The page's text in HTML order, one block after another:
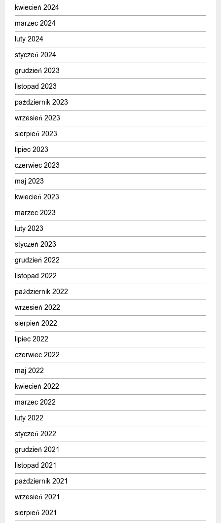
kwiecień 2024
marzec 2024
luty 2024
styczeń 2024
grudzień 2023
listopad 2023
październik 2023
wrzesień 2023
sierpień 2023
lipiec 2023
czerwiec 2023
maj 2023
kwiecień 2023
marzec 2023
luty 2023
styczeń 2023
grudzień 2022
listopad 2022
październik 2022
wrzesień 2022
sierpień 2022
lipiec 2022
czerwiec 2022
maj 2022
kwiecień 2022
marzec 2022
luty 2022
styczeń 2022
grudzień 2021
listopad 2021
październik 2021
wrzesień 2021
sierpień 2021